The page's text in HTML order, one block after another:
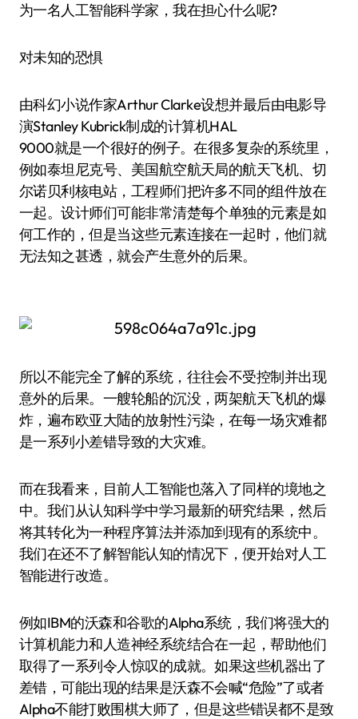
为一名人工智能科学家，我在担心什么呢?
对未知的恐惧
由科幻小说作家Arthur Clarke设想并最后由电影导
演Stanley Kubrick制成的计算机HAL
9000就是一个很好的例子。在很多复杂的系统里，
例如泰坦尼克号、美国航空航天局的航天飞机、切
尔诺贝利核电站，工程师们把许多不同的组件放在
一起。设计师们可能非常清楚每个单独的元素是如
何工作的，但是当这些元素连接在一起时，他们就
无法知之甚透，就会产生意外的后果。
所以不能完全了解的系统，往往会不受控制并出现
意外的后果。一艘轮船的沉没，两架航天飞机的爆
炸，遍布欧亚大陆的放射性污染，在每一场灾难都
是一系列小差错导致的大灾难。
而在我看来，目前人工智能也落入了同样的境地之
中。我们从认知科学中学习最新的研究结果，然后
将其转化为一种程序算法并添加到现有的系统中。
我们在还不了解智能认知的情况下，便开始对人工
智能进行改造。
例如IBM的沃森和谷歌的Alpha系统，我们将强大的
计算机能力和人造神经系统结合在一起，帮助他们
取得了一系列令人惊叹的成就。如果这些机器出了
差错，可能出现的结果是沃森不会喊“危险”了或者
Alpha不能打败围棋大师了，但是这些错误都不是致